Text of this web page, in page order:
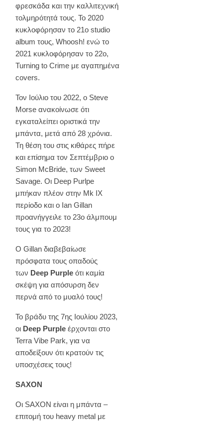
φρεσκάδα και την καλλιτεχνική
τολμηρότητά τους. Το 2020
κυκλοφόρησαν το 21ο studio
album τους, Whoosh! ενώ το
2021 κυκλοφόρησαν το 22ο,
Turning to Crime με αγαπημένα
covers.
Τον Ιούλιο του 2022, ο Steve
Morse ανακοίνωσε ότι
εγκαταλείπει οριστικά την
μπάντα, μετά από 28 χρόνια.
Τη θέση του στις κιθάρες πήρε
και επίσημα τον Σεπτέμβριο ο
Simon McBride, των Sweet
Savage. Οι Deep Purlpe
μπήκαν πλέον στην Mk IX
περίοδο και ο Ian Gillan
προανήγγειλε το 23ο άλμπουμ
τους για το 2023!
Ο Gillan διαβεβαίωσε
πρόσφατα τους οπαδούς
των Deep Purple ότι καμία
σκέψη για απόσυρση δεν
περνά από το μυαλό τους!
Το βράδυ της 7ης Ιουλίου 2023,
οι Deep Purple έρχονται στο
Terra Vibe Park, για να
αποδείξουν ότι κρατούν τις
υποσχέσεις τους!
SAXON
Οι SAXON είναι η μπάντα –
επιτομή του heavy metal με